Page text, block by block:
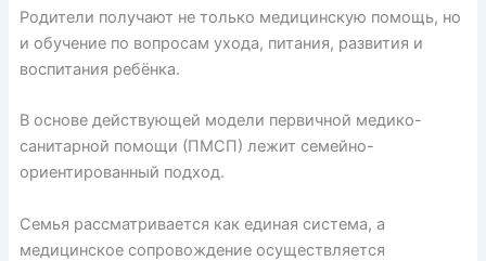
Родители получают не только медицинскую помощь, но
и обучение по вопросам ухода, питания, развития и
воспитания ребёнка.
В основе действующей модели первичной медико-
санитарной помощи (ПМСП) лежит семейно-
ориентированный подход.
Семья рассматривается как единая система, а
медицинское сопровождение осуществляется